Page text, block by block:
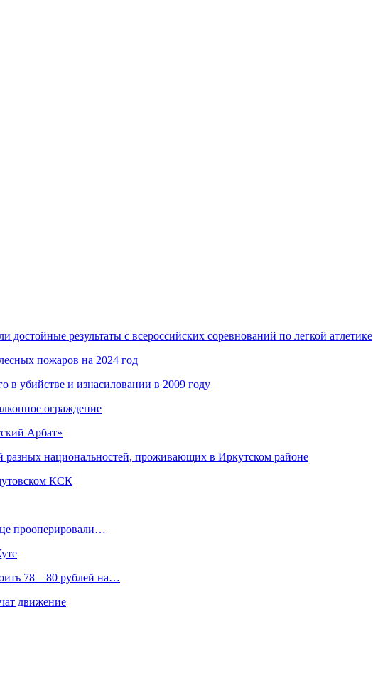
достойные результаты с всероссийских соревнований по легкой атлетике
пожаров на 2024 год
в убийстве и изнасиловании в 2009 году
ограждение
Арбат»
разных национальностей, проживающих в Иркутском районе
КСК
прооперировали…
78—80 рублей на…
движение